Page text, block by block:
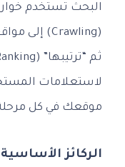
البحث تستخدم
لاستعلامات
موقعك في كل
الركائز